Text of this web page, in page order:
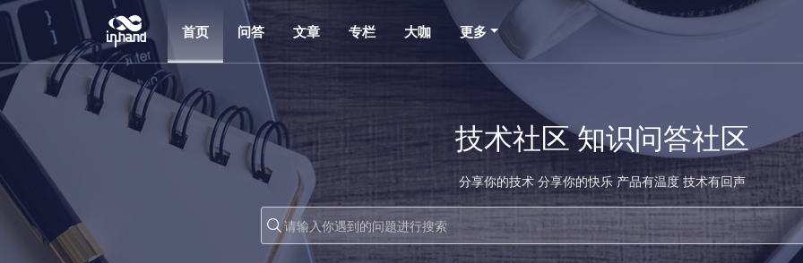
首页 问答 文章 专栏 大咖 更多
技术社区 知识问答社区
分享你的技术 分享你的快乐 产品有温度 技术有回声
